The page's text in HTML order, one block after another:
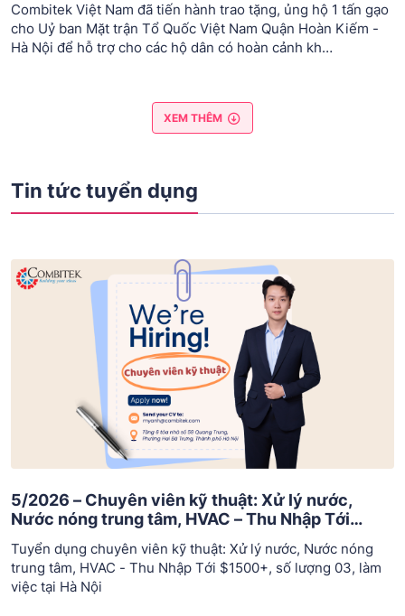
Combitek Việt Nam đã tiến hành trao tặng, ủng hộ 1 tấn gạo
cho Uỷ ban Mặt trận Tổ Quốc Việt Nam Quận Hoàn Kiếm -
Hà Nội để hỗ trợ cho các hộ dân có hoàn cảnh kh…
XEM THÊM
Tin tức tuyển dụng
5/2026 – Chuyên viên kỹ thuật: Xử lý nước,
Nước nóng trung tâm, HVAC – Thu Nhập Tới
$1500+
Tuyển dụng chuyên viên kỹ thuật: Xử lý nước, Nước nóng
trung tâm, HVAC - Thu Nhập Tới $1500+, số lượng 03, làm
việc tại Hà Nội